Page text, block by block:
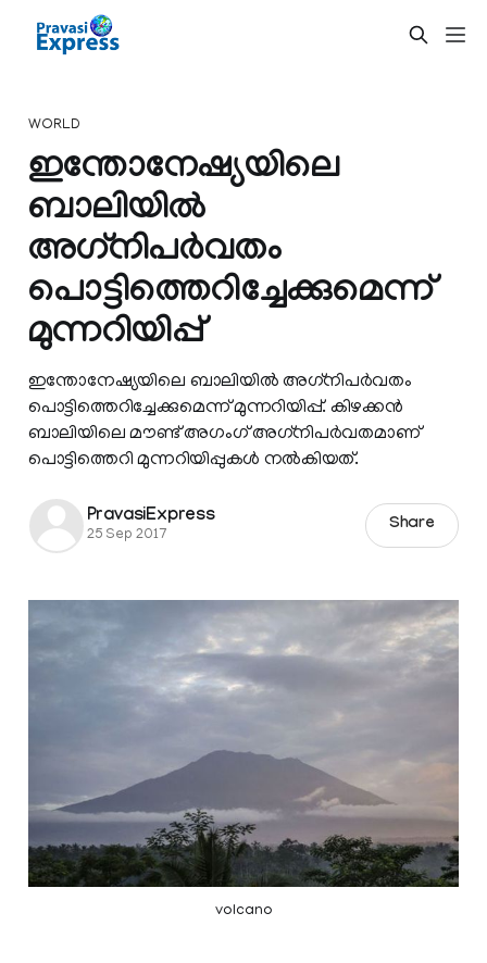
WORLD
ഇന്തോനേഷ്യയിലെ
ബാലിയില്‍
അഗ്‌നിപര്‍വതം
പൊട്ടിത്തെറിച്ചേക്കുമെന്ന്
മുന്നറിയിപ്പ്
ഇന്തോനേഷ്യയിലെ ബാലിയില്‍ അഗ്‌നിപര്‍വതം
പൊട്ടിത്തെറിച്ചേക്കുമെന്ന് മുന്നറിയിപ്പ്. കിഴക്കന്‍
ബാലിയിലെ മൗണ്ട് അഗംഗ് അഗ്‌നിപര്‍വതമാണ്
പൊട്ടിത്തെറി മുന്നറിയിപ്പുകള്‍ നല്‍കിയത്.
PravasiExpress
25 Sep 2017
Share
volcano